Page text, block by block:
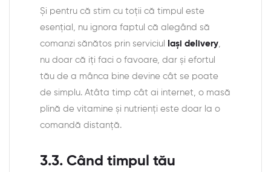
Și pentru că stim cu toții că timpul este
esențial, nu ignora faptul că alegând să
comanzi sănătos prin serviciul
Iași delivery,
nu doar că iţi faci o favoare, dar și efortul
tău de a mânca bine devine cât se poate
de simplu. Atâta timp cât ai internet, o masă
plină de vitamine și nutrienți este doar la o
comandă distanță.
3.3. Când timpul tău